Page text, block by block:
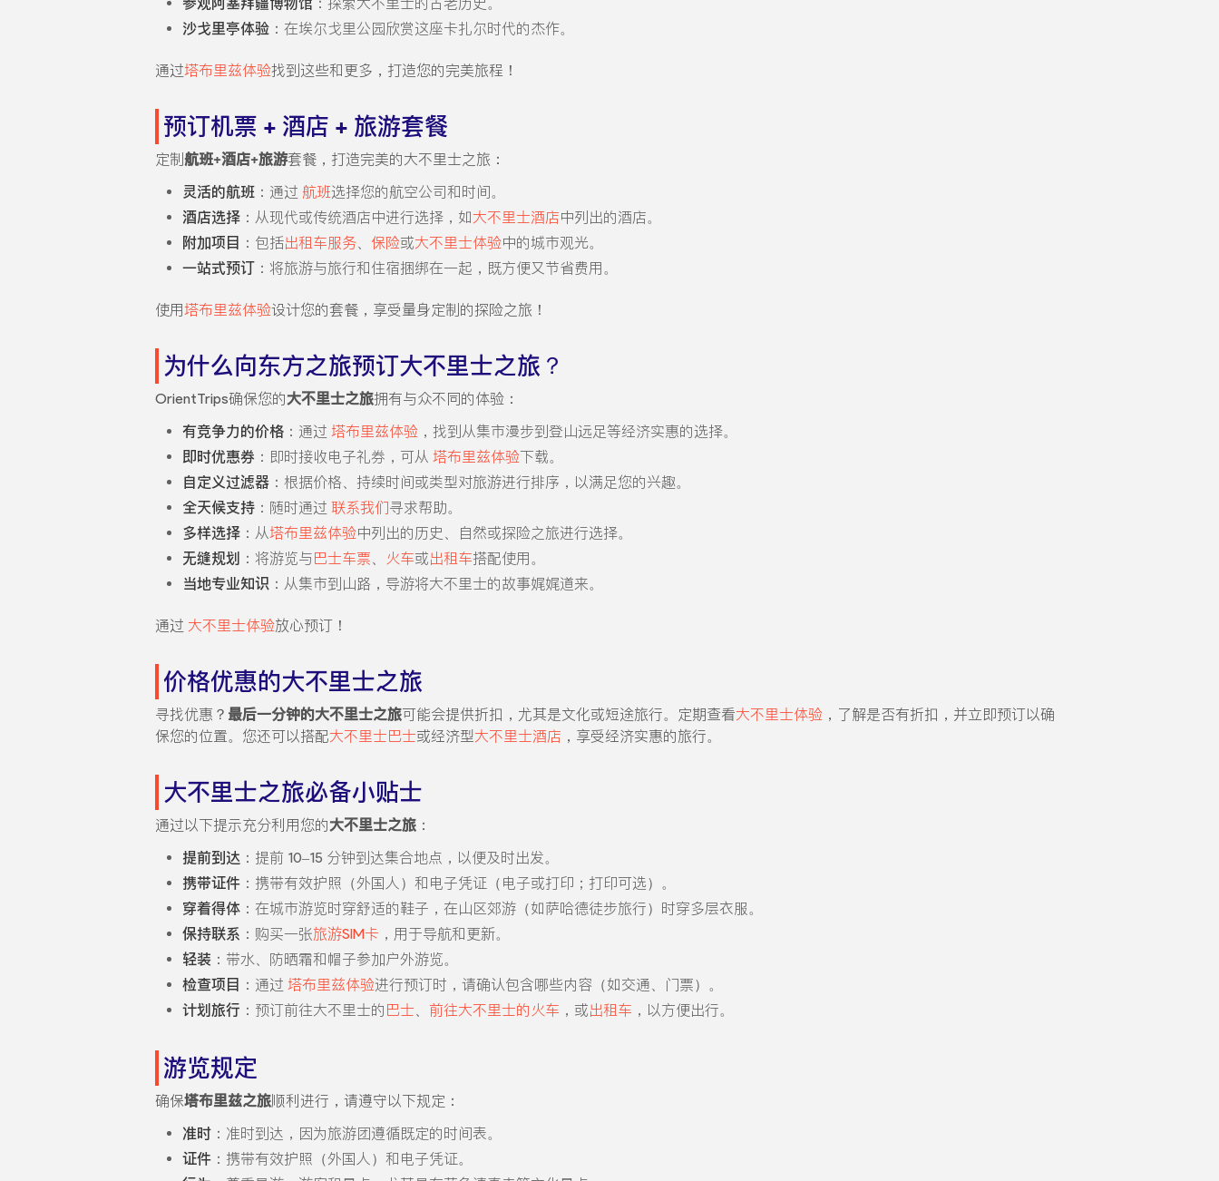
沙戈里亭体验 ：在埃尔戈里公园欣赏这座卡扎尔时代的杰作。
通过塔布里兹体验找到这些和更多，打造您的完美旅程！
预订机票 + 酒店 + 旅游套餐
定制 航班+酒店+旅游套餐，打造完美的大不里士之旅：
灵活的航班 ：通过 航班选择您的航空公司和时间。
酒店选择 ：从现代或传统酒店中进行选择，如大不里士酒店中列出的酒店。
附加项目 ：包括出租车服务、 保险或大不里士体验中的城市观光。
一站式预订 ：将旅游与旅行和住宿捆绑在一起，既方便又节省费用。
使用塔布里兹体验设计您的套餐，享受量身定制的探险之旅！
为什么向东方之旅预订大不里士之旅？
OrientTrips确保您的大不里士之旅拥有与众不同的体验：
有竞争力的价格 ：通过 塔布里兹体验 ，找到从集市漫步到登山远足等经济实惠的选择。
即时优惠券 ：即时接收电子礼券，可从 塔布里兹体验下载。
自定义过滤器 ：根据价格、持续时间或类型对旅游进行排序，以满足您的兴趣。
全天候支持 ：随时通过 联系我们寻求帮助。
多样选择 ：从塔布里兹体验中列出的历史、自然或探险之旅进行选择。
无缝规划 ：将游览与巴士车票、 火车或出租车搭配使用。
当地专业知识 ：从集市到山路，导游将大不里士的故事娓娓道来。
通过 大不里士体验放心预订！
价格优惠的大不里士之旅
寻找优惠？ 最后一分钟的大不里士之旅可能会提供折扣，尤其是文化或短途旅行。定期查看大不里士体验 ，了解是否有折扣，并立即预订以确
保您的位置。您还可以搭配大不里士巴士或经济型大不里士酒店 ，享受经济实惠的旅行。
大不里士之旅必备小贴士
通过以下提示充分利用您的大不里士之旅 ：
提前到达 ：提前 10–15 分钟到达集合地点，以便及时出发。
携带证件 ：携带有效护照（外国人）和电子凭证（电子或打印；打印可选）。
穿着得体 ：在城市游览时穿舒适的鞋子，在山区郊游（如萨哈德徒步旅行）时穿多层衣服。
保持联系 ：购买一张旅游SIM卡 ，用于导航和更新。
轻装 ：带水、防晒霜和帽子参加户外游览。
检查项目 ：通过 塔布里兹体验进行预订时，请确认包含哪些内容（如交通、门票）。
计划旅行 ：预订前往大不里士的 巴士、 前往大不里士的火车 ，或出租车 ，以方便出行。
游览规定
确保塔布里兹之旅顺利进行，请遵守以下规定：
准时 ：准时到达，因为旅游团遵循既定的时间表。
证件 ：携带有效护照（外国人）和电子凭证。